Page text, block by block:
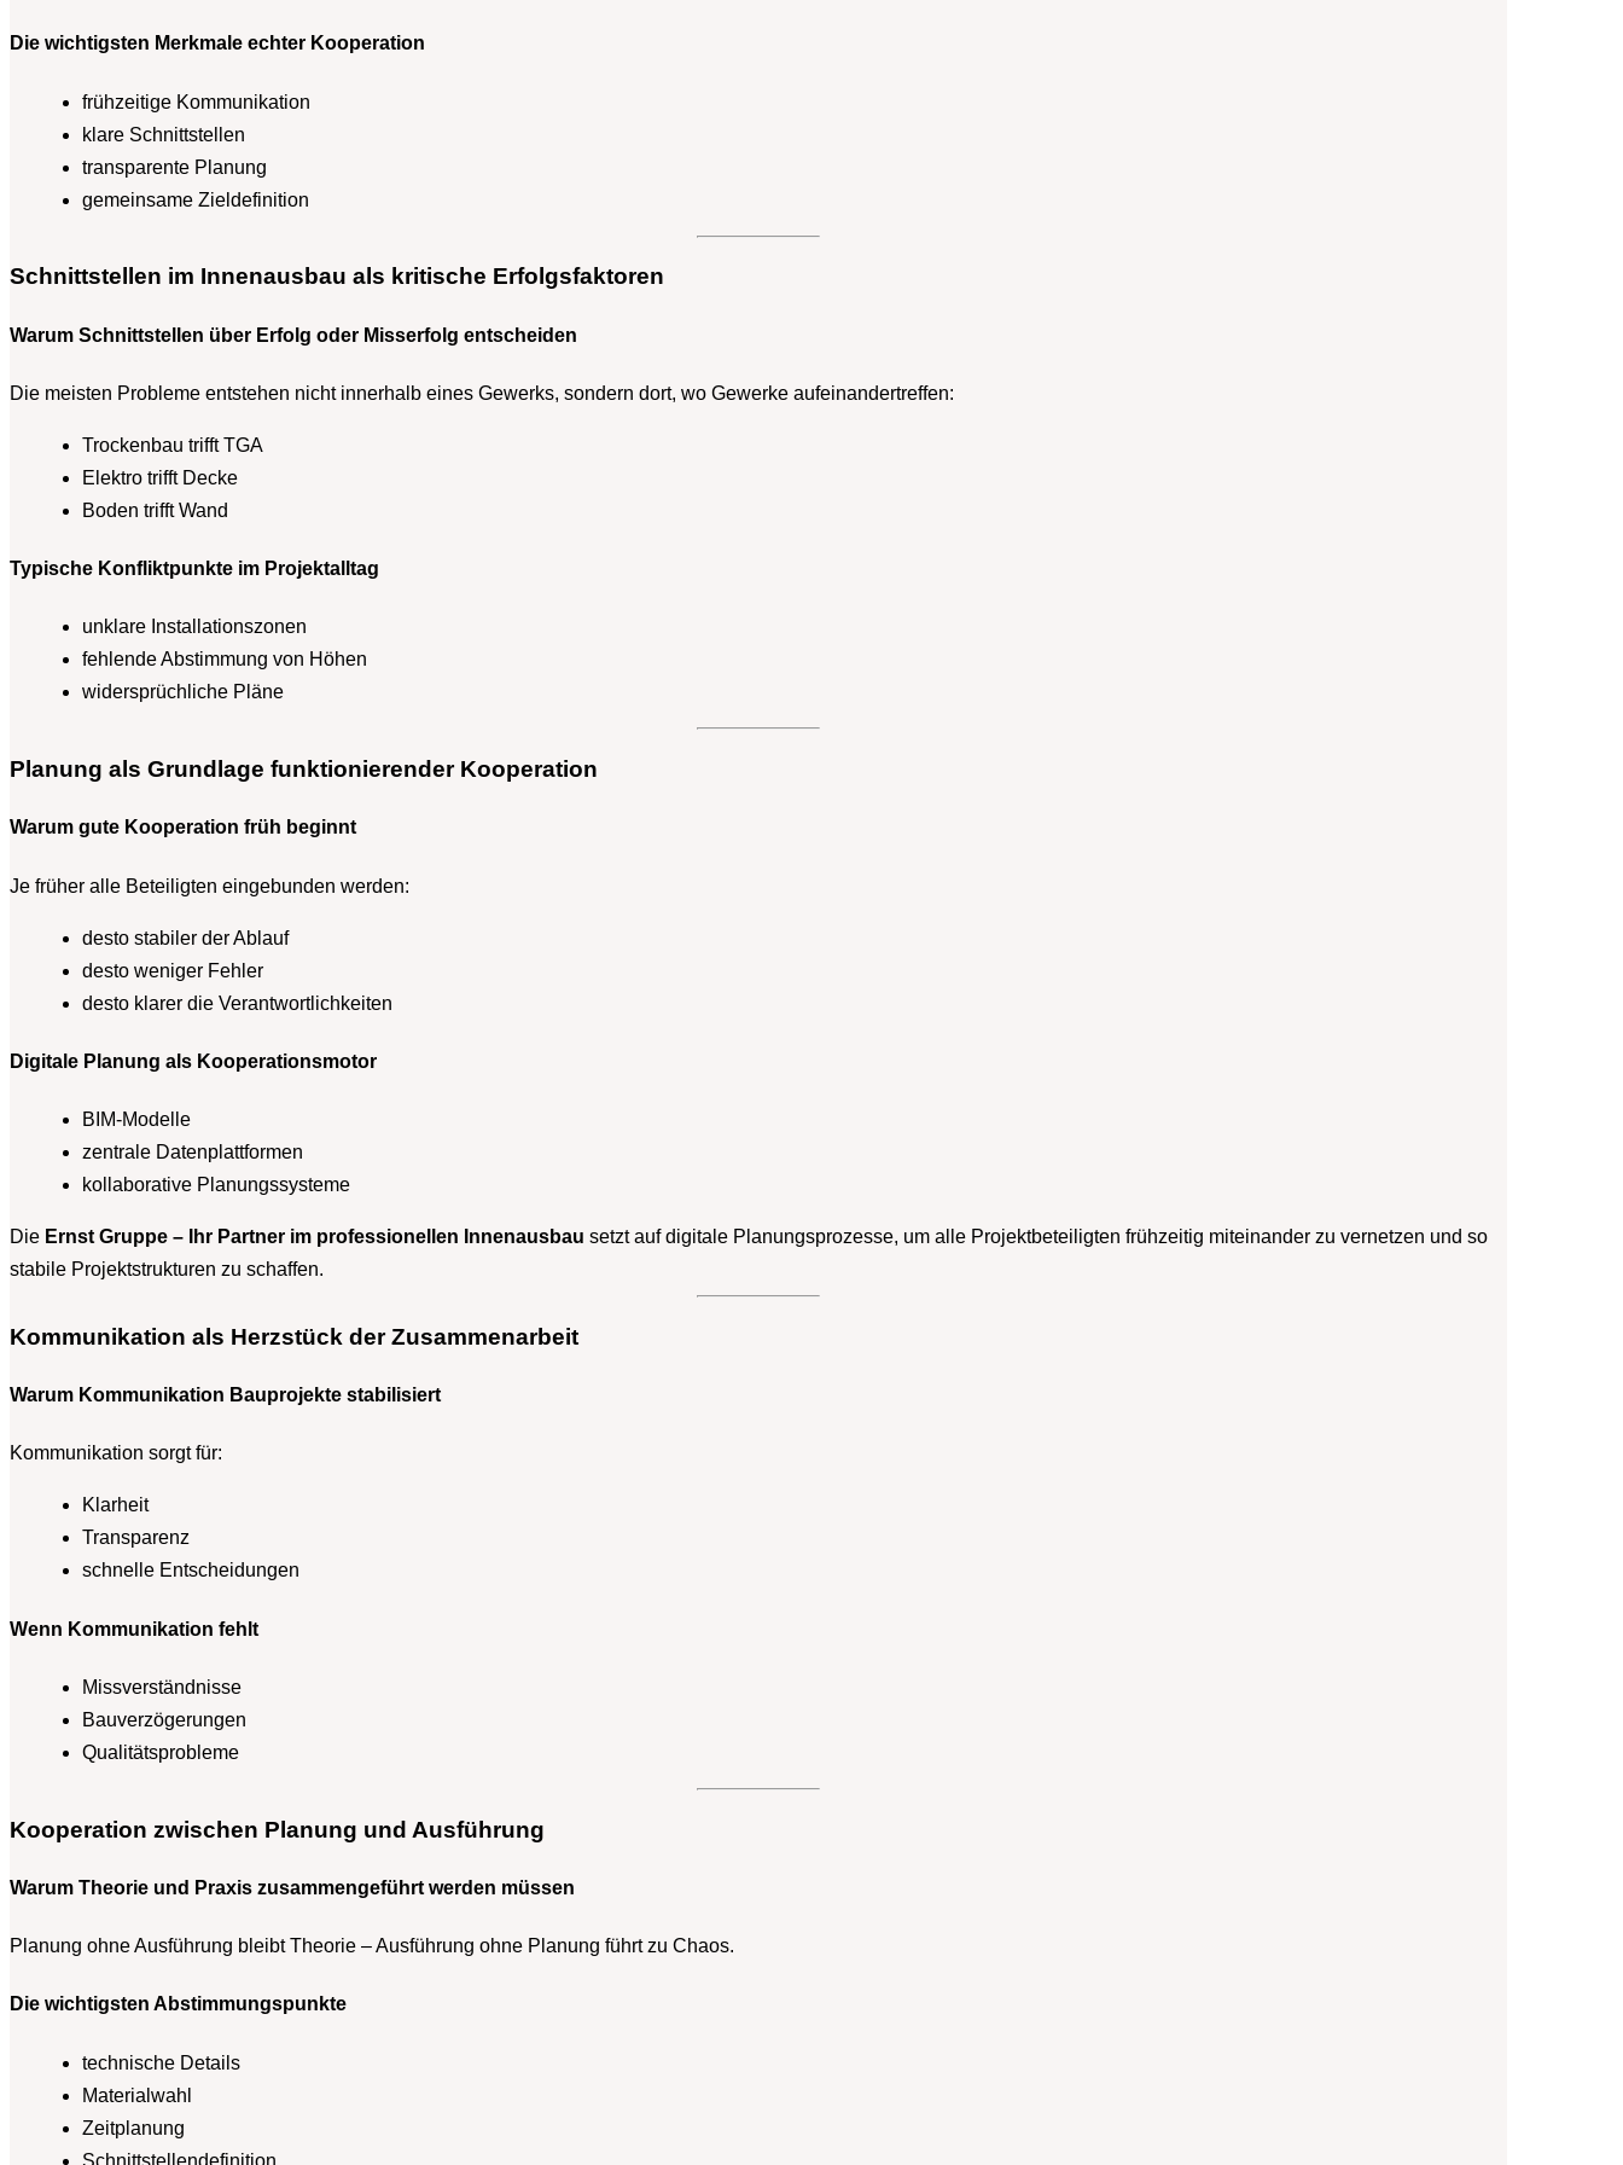
Die wichtigsten Merkmale echter Kooperation
frühzeitige Kommunikation
klare Schnittstellen
transparente Planung
gemeinsame Zieldefinition
Schnittstellen im Innenausbau als kritische Erfolgsfaktoren
Warum Schnittstellen über Erfolg oder Misserfolg entscheiden
Die meisten Probleme entstehen nicht innerhalb eines Gewerks, sondern dort, wo Gewerke aufeinandertreffen:
Trockenbau trifft TGA
Elektro trifft Decke
Boden trifft Wand
Typische Konfliktpunkte im Projektalltag
unklare Installationszonen
fehlende Abstimmung von Höhen
widersprüchliche Pläne
Planung als Grundlage funktionierender Kooperation
Warum gute Kooperation früh beginnt
Je früher alle Beteiligten eingebunden werden:
desto stabiler der Ablauf
desto weniger Fehler
desto klarer die Verantwortlichkeiten
Digitale Planung als Kooperationsmotor
BIM-Modelle
zentrale Datenplattformen
kollaborative Planungssysteme
Die Ernst Gruppe – Ihr Partner im professionellen Innenausbau setzt auf digitale Planungsprozesse, um alle Projektbeteiligten frühzeitig miteinander zu vernetzen und so
stabile Projektstrukturen zu schaffen.
Kommunikation als Herzstück der Zusammenarbeit
Warum Kommunikation Bauprojekte stabilisiert
Kommunikation sorgt für:
Klarheit
Transparenz
schnelle Entscheidungen
Wenn Kommunikation fehlt
Missverständnisse
Bauverzögerungen
Qualitätsprobleme
Kooperation zwischen Planung und Ausführung
Warum Theorie und Praxis zusammengeführt werden müssen
Planung ohne Ausführung bleibt Theorie – Ausführung ohne Planung führt zu Chaos.
Die wichtigsten Abstimmungspunkte
technische Details
Materialwahl
Zeitplanung
Schnittstellendefinition